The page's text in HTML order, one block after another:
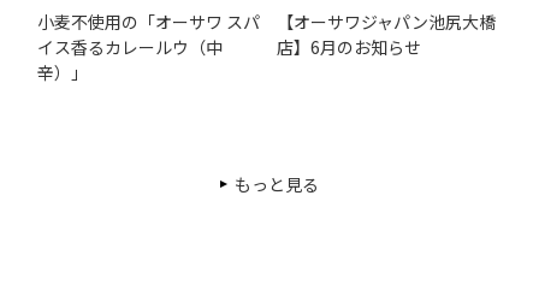
小麦不使用の「オーサワ スパ
イス香るカレールウ（中
辛）」
【オーサワジャパン池尻大橋
店】6月のお知らせ
もっと見る